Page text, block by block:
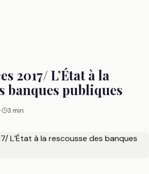
2017/ L’État à la
banques publiques
· 3 min